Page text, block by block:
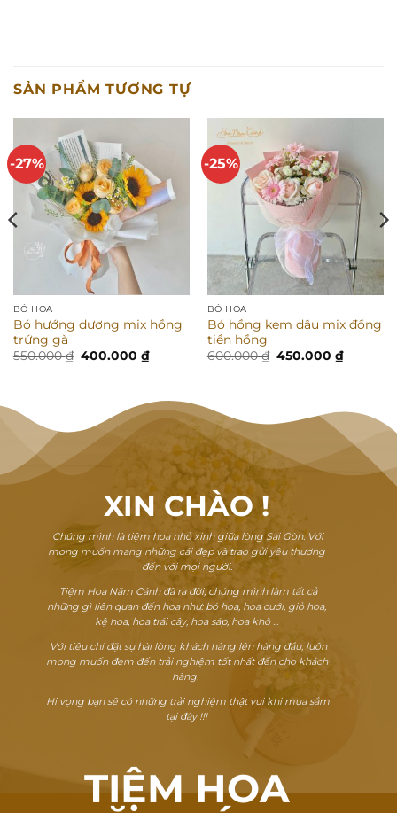
SẢN PHẨM TƯƠNG TỰ
-27%
BÓ HOA
Bó hướng dương mix hồng
trứng gà
550.000₫ Giá
400.000 ₫Giá
hiện
400.000 ₫.
-25%
BÓ HOA
Bó hồng kem dâu mix đồng
tiền hồng
600.000₫ Giá
450.000 ₫Giá
hiện
XIN CHÀO!
Chúng mình là tiệm hoa nhỏ xinh giữa lòng Sài Gòn. Với
mong muốn mang những cái đẹp và trao gửi yêu thương
đến với mọi người.
Tiệm Hoa Năm Cánh đã ra đời, chúng mình làm tất cả
những gì liên quan đến hoa như: bó hoa, hoa cưới, giỏ hoa,
kệ hoa, hoa trái cây, hoa sáp, hoa khô ...
Với tiêu chí đặt sự hài lòng khách hàng lên hàng đầu, luôn
mong muốn đem đến trải nghiệm tốt nhất đến cho khách
hàng.
Hi vọng bạn sẽ có những trải nghiệm thật vui khi mua sắm
tại đây !!!
TIỆM HOA